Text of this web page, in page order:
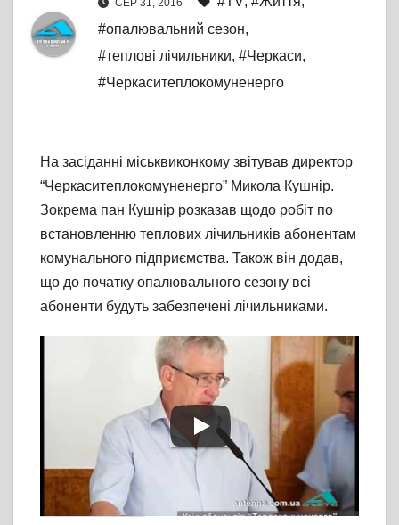
СЕР 31, 2016
#опалювальний сезон,
#теплові лічильники, #Черкаси,
#Черкаситеплокомуненерго
На засіданні міськвиконкому звітував директор
“Черкаситеплокомуненерго” Микола Кушнір.
Зокрема пан Кушнір розказав щодо робіт по
встановленню теплових лічильників абонентам
комунального підприємства. Також він додав,
що до початку опалювального сезону всі
абоненти будуть забезпечені лічильниками.